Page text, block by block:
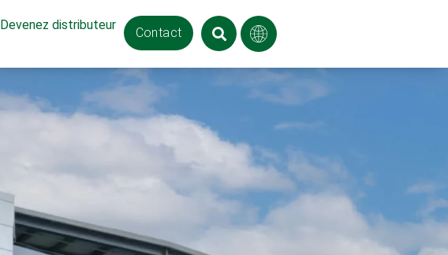
Devenez distributeur
Contact